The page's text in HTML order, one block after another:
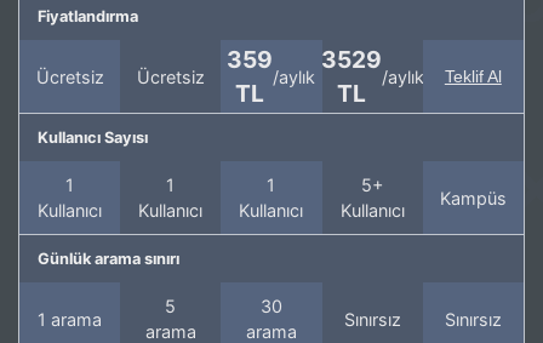
Fiyatlandırma
Ücretsiz Ücretsiz
359
TL
/aylık
3529
TL
/aylık Teklif Al
Kullanıcı Sayısı
1
Kullanıcı
1
Kullanıcı
1
Kullanıcı
5+
Kullanıcı
Kampüs
Günlük arama sınırı
1 arama
5
arama
30
arama
Sınırsız Sınırsız